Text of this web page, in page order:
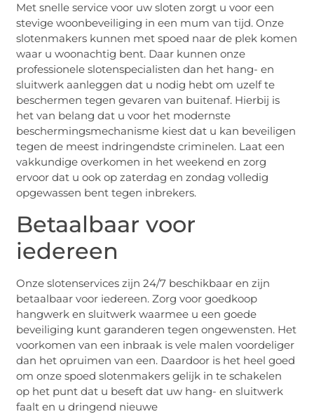
Met snelle service voor uw sloten zorgt u voor een
stevige woonbeveiliging in een mum van tijd. Onze
slotenmakers kunnen met spoed naar de plek komen
waar u woonachtig bent. Daar kunnen onze
professionele slotenspecialisten dan het hang- en
sluitwerk aanleggen dat u nodig hebt om uzelf te
beschermen tegen gevaren van buitenaf. Hierbij is
het van belang dat u voor het modernste
beschermingsmechanisme kiest dat u kan beveiligen
tegen de meest indringendste criminelen. Laat een
vakkundige overkomen in het weekend en zorg
ervoor dat u ook op zaterdag en zondag volledig
opgewassen bent tegen inbrekers.
Betaalbaar voor
iedereen
Onze slotenservices zijn 24/7 beschikbaar en zijn
betaalbaar voor iedereen. Zorg voor goedkoop
hangwerk en sluitwerk waarmee u een goede
beveiliging kunt garanderen tegen ongewensten. Het
voorkomen van een inbraak is vele malen voordeliger
dan het opruimen van een. Daardoor is het heel goed
om onze spoed slotenmakers gelijk in te schakelen
op het punt dat u beseft dat uw hang- en sluitwerk
faalt en u dringend nieuwe